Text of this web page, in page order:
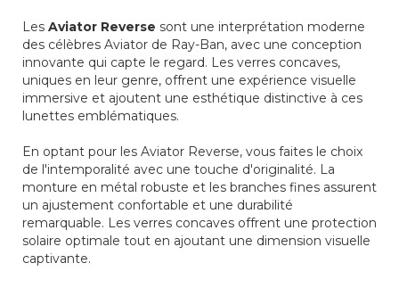
Les Aviator Reverse sont une interprétation moderne
des célèbres Aviator de Ray-Ban, avec une conception
innovante qui capte le regard. Les verres concaves,
uniques en leur genre, offrent une expérience visuelle
immersive et ajoutent une esthétique distinctive à ces
lunettes emblématiques.
En optant pour les Aviator Reverse, vous faites le choix
de l'intemporalité avec une touche d'originalité. La
monture en métal robuste et les branches fines assurent
un ajustement confortable et une durabilité
remarquable. Les verres concaves offrent une protection
solaire optimale tout en ajoutant une dimension visuelle
captivante.